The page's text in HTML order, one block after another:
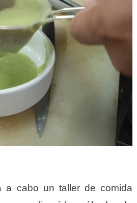
a cabo un taller de comida